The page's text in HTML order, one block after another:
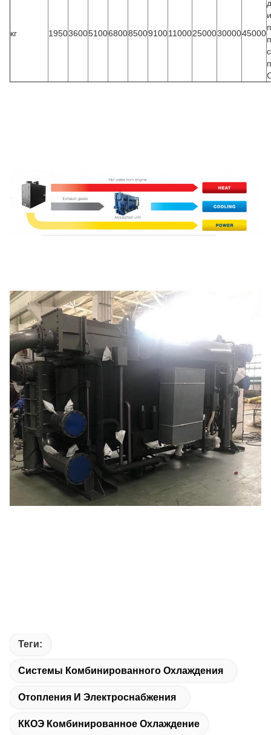
кг 19503600510068008500910011000250003000045000
Теги:
Системы Комбинированного Охлаждения
Отопления И Электроснабжения
ККОЭ Комбинированное Охлаждение